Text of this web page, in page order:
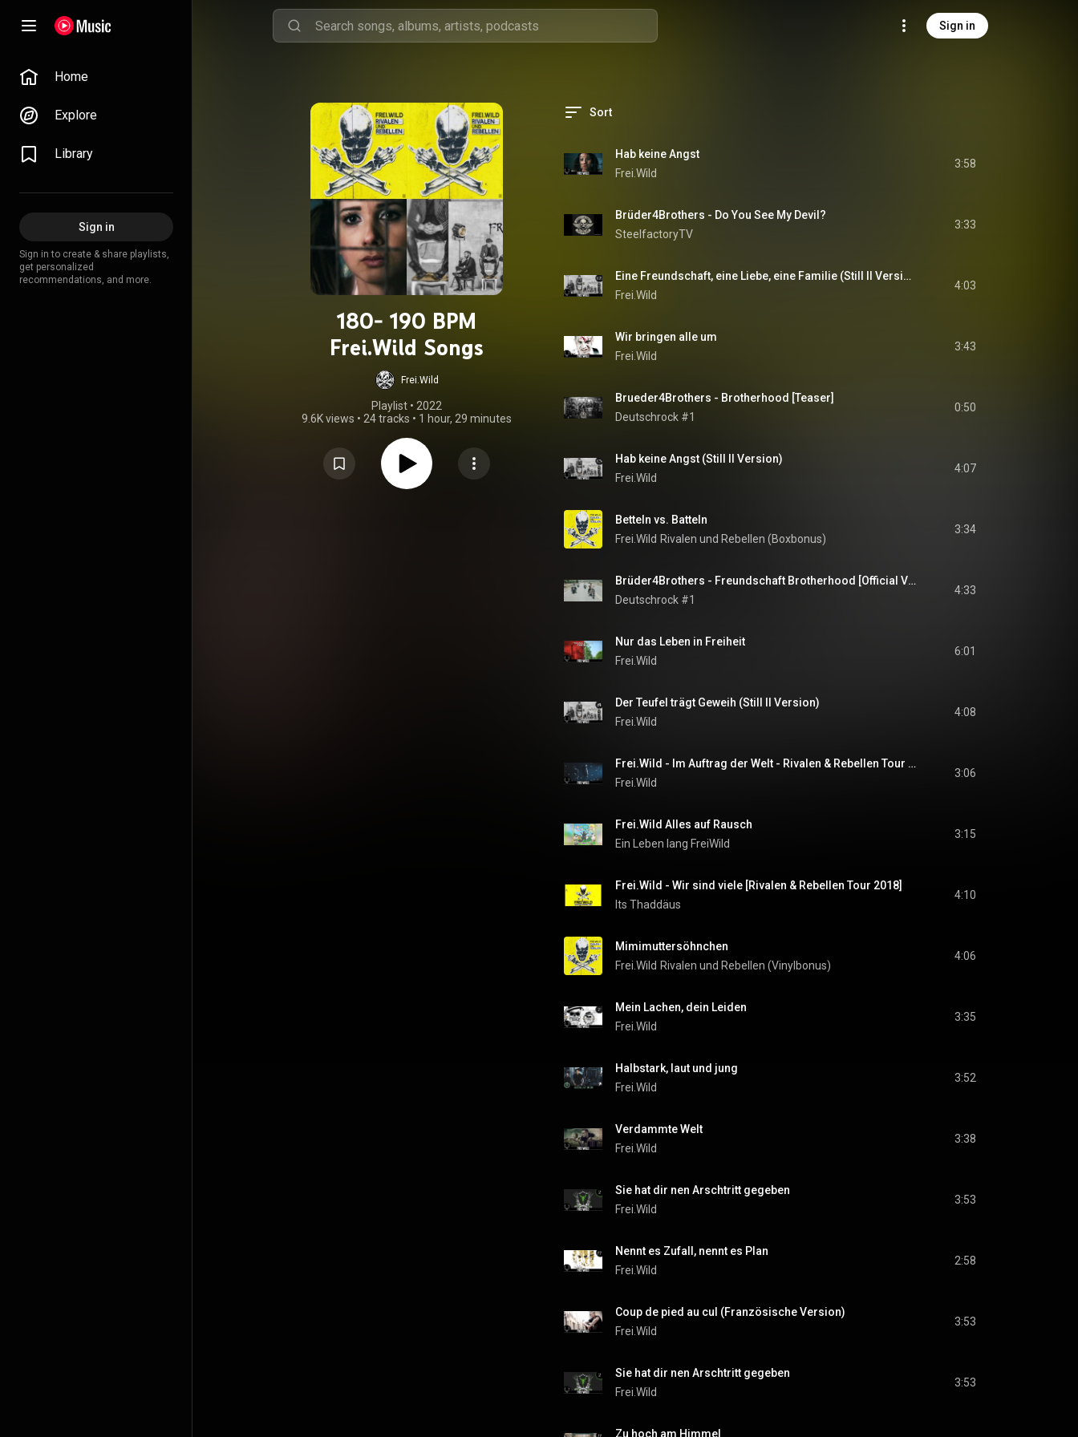
Sign in
Home
Explore
Library
Sign in
Sign in to create & share playlists,
get personalized
recommendations, and more.
180- 190 BPM
Frei.Wild Songs
Frei.Wild
Playlist • 2022
9.6K views • 24 tracks • 1 hour, 29 minutes
Sort
Hab keine Angst
Frei.Wild
3:58
Brüder4Brothers - Do You See My Devil?
SteelfactoryTV
3:33
Eine Freundschaft, eine Liebe, eine Familie (Still II Version)
Frei.Wild
4:03
Wir bringen alle um
Frei.Wild
3:43
Brueder4Brothers - Brotherhood [Teaser]
Deutschrock #1
0:50
Hab keine Angst (Still II Version)
Frei.Wild
4:07
Betteln vs. Batteln
Frei.Wild Rivalen und Rebellen (Boxbonus)
3:34
Brüder4Brothers - Freundschaft Brotherhood [Official Video]
Deutschrock #1
4:33
Nur das Leben in Freiheit
Frei.Wild
6:01
Der Teufel trägt Geweih (Still II Version)
Frei.Wild
4:08
Frei.Wild - Im Auftrag der Welt - Rivalen & Rebellen Tour 2018 [Impressionen Berlin]
Frei.Wild
3:06
Frei.Wild Alles auf Rausch
Ein Leben lang FreiWild
3:15
Frei.Wild - Wir sind viele [Rivalen & Rebellen Tour 2018]
Its Thaddäus
4:10
Mimimuttersöhnchen
Frei.Wild Rivalen und Rebellen (Vinylbonus)
4:06
Mein Lachen, dein Leiden
Frei.Wild
3:35
Halbstark, laut und jung
Frei.Wild
3:52
Verdammte Welt
Frei.Wild
3:38
Sie hat dir nen Arschtritt gegeben
Frei.Wild
3:53
Nennt es Zufall, nennt es Plan
Frei.Wild
2:58
Coup de pied au cul (Französische Version)
Frei.Wild
3:53
Sie hat dir nen Arschtritt gegeben
Frei.Wild
3:53
Zu hoch am Himmel